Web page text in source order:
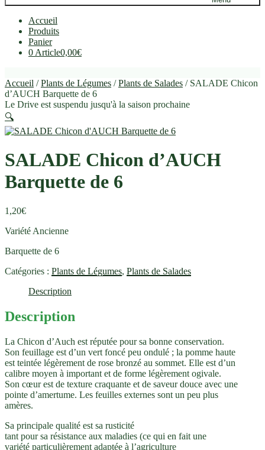
Accueil
Produits
Panier
0 Article0,00€
Accueil /Plants de Légumes /Plants de Salades / SALADE Chicon
d’AUCH Barquette de 6
Le Drive est suspendu jusqu'à la saison prochaine
🔍
SALADE Chicon d’AUCH
Barquette de 6
1,20€
Variété Ancienne
Barquette de 6
Catégories : Plants de Légumes, Plants de Salades
Description
Description
La Chicon d’Auch est réputée pour sa bonne conservation.
Son feuillage est d’un vert foncé peu ondulé ; la pomme haute
est teintée légèrement de rose bronzé au sommet. Elle est d’un
calibre moyen à important et de forme légèrement ogivale.
Son cœur est de texture craquante et de saveur douce avec une
pointe d’amertume. Les feuilles externes sont un peu plus
amères.
Sa principale qualité est sa rusticité
tant pour sa résistance aux maladies (ce qui en fait une
variété particulièrement adaptée à l’agriculture